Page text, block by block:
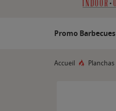
Promo Barbecues
Accueil Planchas